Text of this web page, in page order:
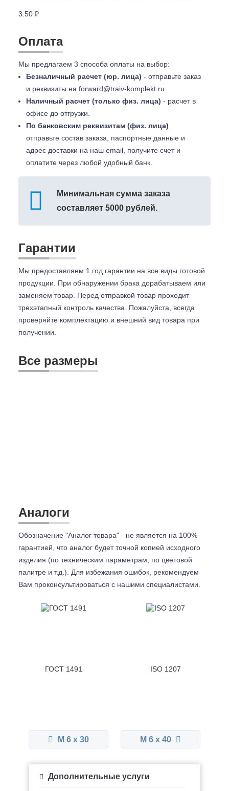
3.50 ₽
Оплата
Мы предлагаем 3 способа оплаты на выбор:
Безналичный расчет (юр. лица) - отправьте заказ
и реквизиты на forward@traiv-komplekt.ru
Наличный расчет (только физ. лица) - расчет в
офисе до отгрузки.
По банковским реквизитам (физ. лица)
отправьте состав заказа, паспортные данные и
адрес доставки на наш email, получите счет и
оплатите через любой удобный банк.
Минимальная сумма заказа
составляет 5000 рублей.
Гарантии
Мы предоставляем 1 год гарантии на все виды готовой
продукции. При обнаружении брака дорабатываем или
заменяем товар. Перед отправкой товар проходит
трехэтапный контроль качества. Пожалуйста, всегда
проверяйте комплектацию и внешний вид товара при
получении.
Все размеры
Аналоги
Обозначение "Аналог товара" - не является на 100%
гарантией, что аналог будет точной копией исходного
изделия (по техническим параметрам, по цветовой
палитре и т.д.). Для избежания ошибок, рекомендуем
Вам проконсультироваться с нашими специалистами.
ГОСТ 1491 ISO 1207
М 6 x 30 М 6 x 40
Дополнительные услуги